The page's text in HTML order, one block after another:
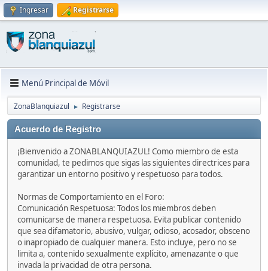
Ingresar Registrarse
Menú Principal de Móvil
ZonaBlanquiazul ► Registrarse
Acuerdo de Registro
¡Bienvenido a ZONABLANQUIAZUL! Como miembro de esta
comunidad, te pedimos que sigas las siguientes directrices para
garantizar un entorno positivo y respetuoso para todos.
Normas de Comportamiento en el Foro:
Comunicación Respetuosa: Todos los miembros deben
comunicarse de manera respetuosa. Evita publicar contenido
que sea difamatorio, abusivo, vulgar, odioso, acosador, obsceno
o inapropiado de cualquier manera. Esto incluye, pero no se
limita a, contenido sexualmente explícito, amenazante o que
invada la privacidad de otra persona.